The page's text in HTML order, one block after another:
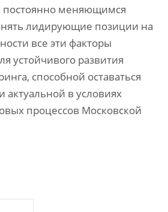
постоянно меняющимся
лидирующие позиции на
все эти факторы
устойчивого развития
способной оставаться
актуальной в условиях
процессов Московской